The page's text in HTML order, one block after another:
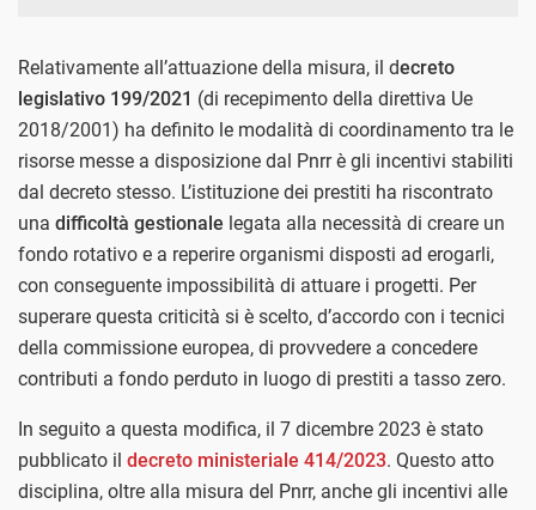
Relativamente all’attuazione della misura, il decreto
legislativo 199/2021 (di recepimento della direttiva Ue
2018/2001) ha definito le modalità di coordinamento tra le
risorse messe a disposizione dal Pnrr è gli incentivi stabiliti
dal decreto stesso. L’istituzione dei prestiti ha riscontrato
una difficoltà gestionale legata alla necessità di creare un
fondo rotativo e a reperire organismi disposti ad erogarli,
con conseguente impossibilità di attuare i progetti. Per
superare questa criticità si è scelto, d’accordo con i tecnici
della commissione europea, di provvedere a concedere
contributi a fondo perduto in luogo di prestiti a tasso zero.
In seguito a questa modifica, il 7 dicembre 2023 è stato
pubblicato il decreto ministeriale 414/2023. Questo atto
disciplina, oltre alla misura del Pnrr, anche gli incentivi alle